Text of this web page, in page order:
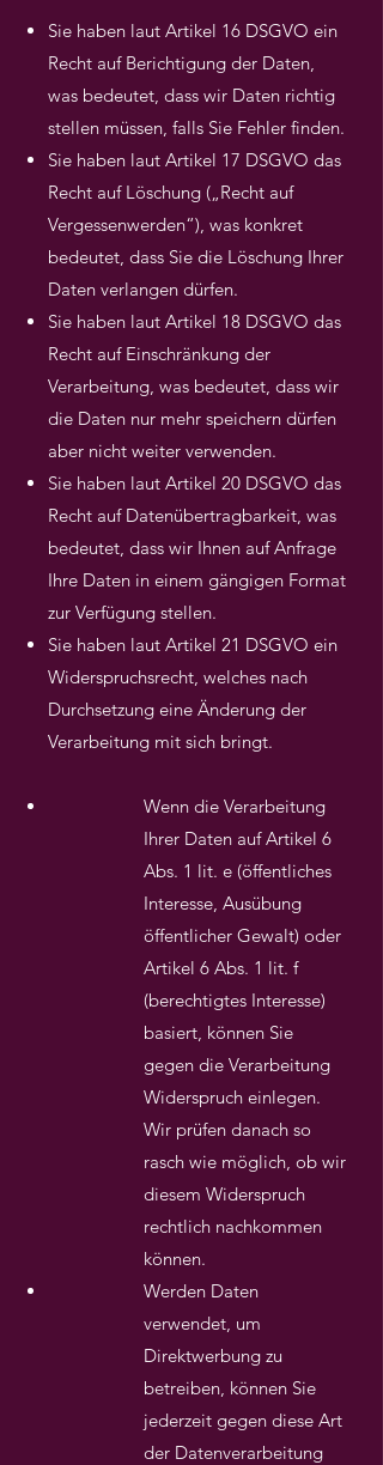
Sie haben laut Artikel 16 DSGVO ein
Recht auf Berichtigung der Daten,
was bedeutet, dass wir Daten richtig
stellen müssen, falls Sie Fehler finden.
Sie haben laut Artikel 17 DSGVO das
Recht auf Löschung („Recht auf
Vergessenwerden“), was konkret
bedeutet, dass Sie die Löschung Ihrer
Daten verlangen dürfen.
Sie haben laut Artikel 18 DSGVO das
Recht auf Einschränkung der
Verarbeitung, was bedeutet, dass wir
die Daten nur mehr speichern dürfen
aber nicht weiter verwenden.
Sie haben laut Artikel 20 DSGVO das
Recht auf Datenübertragbarkeit, was
bedeutet, dass wir Ihnen auf Anfrage
Ihre Daten in einem gängigen Format
zur Verfügung stellen.
Sie haben laut Artikel 21 DSGVO ein
Widerspruchsrecht, welches nach
Durchsetzung eine Änderung der
Verarbeitung mit sich bringt.
Wenn die Verarbeitung
Ihrer Daten auf Artikel 6
Abs. 1 lit. e (öffentliches
Interesse, Ausübung
öffentlicher Gewalt) oder
Artikel 6 Abs. 1 lit. f
(berechtigtes Interesse)
basiert, können Sie
gegen die Verarbeitung
Widerspruch einlegen.
Wir prüfen danach so
rasch wie möglich, ob wir
diesem Widerspruch
rechtlich nachkommen
können.
Werden Daten
verwendet, um
Direktwerbung zu
betreiben, können Sie
jederzeit gegen diese Art
der Datenverarbeitung